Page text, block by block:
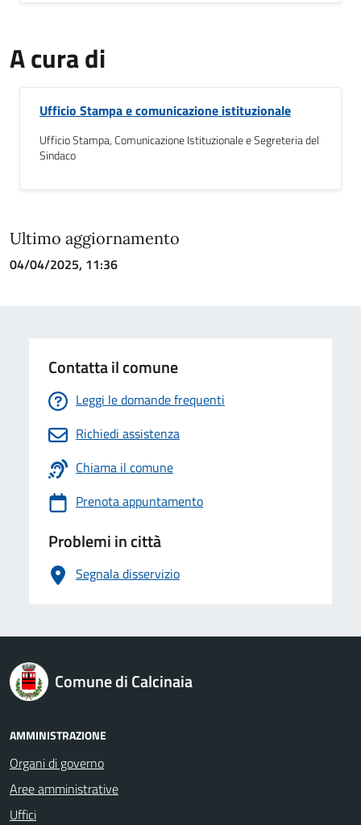
A cura di
Ufficio Stampa e comunicazione istituzionale
Ufficio Stampa, Comunicazione Istituzionale e Segreteria del
Sindaco
Ultimo aggiornamento
04/04/2025, 11:36
Contatta il comune
Leggi le domande frequenti
Richiedi assistenza
Chiama il comune
Prenota appuntamento
Problemi in città
Segnala disservizio
logo Unione Europea
Comune di Calcinaia
AMMINISTRAZIONE
Organi di governo
Aree amministrative
Uffici